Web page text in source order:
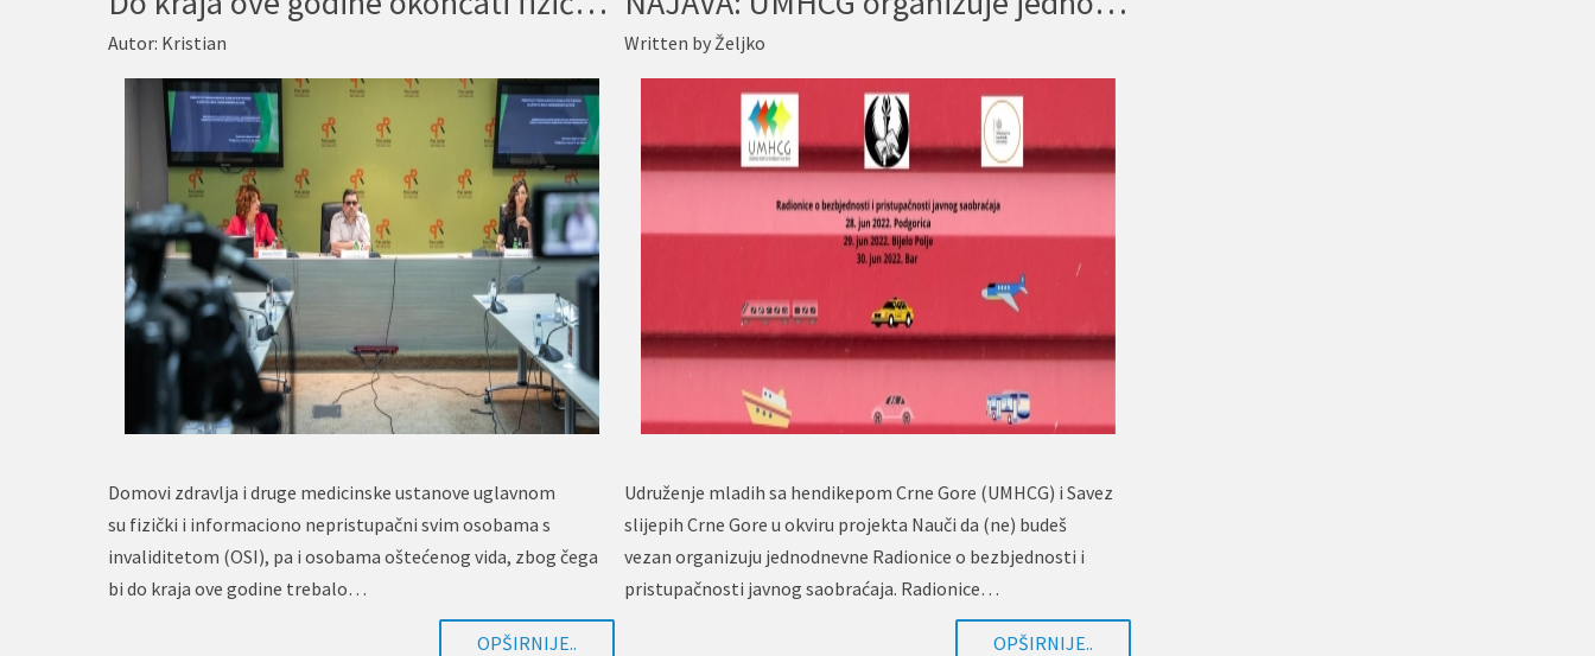
Autor: Kristian
Domovi zdravlja i druge medicinske ustanove uglavnom
su fizički i informaciono nepristupačni svim osobama s
invaliditetom (OSI), pa i osobama oštećenog vida, zbog čega
bi do kraja ove godine trebalo…
OPŠIRNIJE..
Written byŽeljko
Udruženje mladih sa hendikepom Crne Gore (UMHCG) i Savez
slijepih Crne Gore u okviru projekta Nauči da (ne) budeš
vezan organizuju jednodnevne Radionice o bezbjednosti i
pristupačnosti javnog saobraćaja. Radionice…
OPŠIRNIJE..